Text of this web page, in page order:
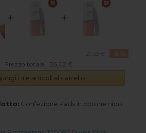
+ +
Prezzo totale:
26,02 €
i tre articoli al carrello
Confezione Pads in cotone nido